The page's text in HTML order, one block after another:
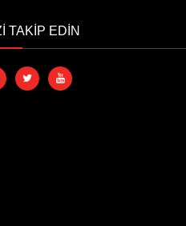
TAKİP EDİN